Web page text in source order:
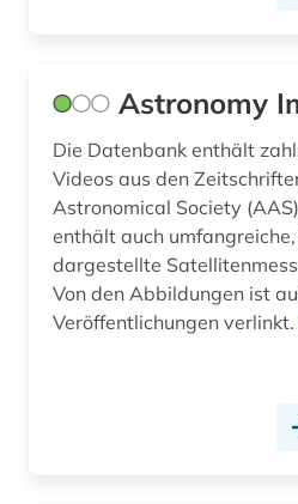
iec normen (1)
informatik (4)
interaktionen (1)
international (1)
Astronomy
Die Datenbank enthält
Videos aus den
Astronomical Society
enthält auch
dargestellte
Von den Abbildungen ist
Veröffentlichungen verlinkt.